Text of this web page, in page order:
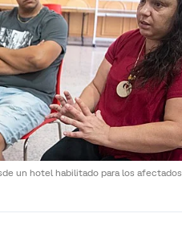
un hotel habilitado para los afectados.